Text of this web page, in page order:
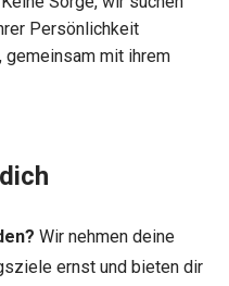
Persönlichkeit
gemeinsam mit ihrem
Wir nehmen deine
ernst und bieten dir